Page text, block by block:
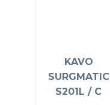
KAVO
SURGMATIC
S201L / C